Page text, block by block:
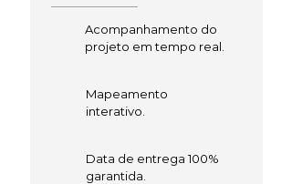
Acompanhamento do
projeto em tempo real.
Mapeamento
interativo.
Data de entrega 100%
garantida.